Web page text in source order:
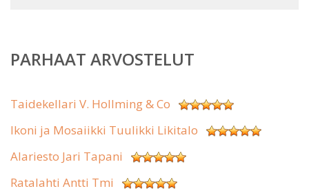
PARHAAT ARVOSTELUT
Taidekellari V. Hollming & Co
Ikoni ja Mosaiikki Tuulikki Likitalo
Alariesto Jari Tapani
Ratalahti Antti Tmi